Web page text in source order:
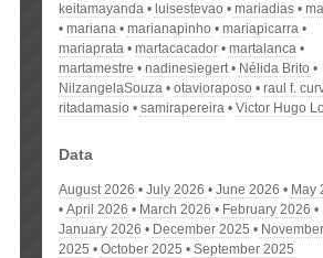
keitamayanda
luisestevao mariadias
mariana
marianapinho
mariapicarra
mariaprata
martacacador
martalanca
martamestre
nadinesiegert
Nélida Brito
NilzangelaSouza
otavioraposo
raul f.
ritadamasio
samirapereira Victor Hugo
Data
August 2026 July 2026 June 2026
May
April 2026
March 2026
February 2026
January 2026
December 2025
November
2025
October 2025 September 2025